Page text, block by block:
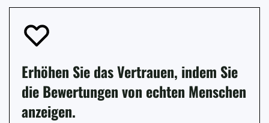
Erhöhen Sie das Vertrauen, indem Sie
die Bewertungen von echten Menschen
anzeigen.